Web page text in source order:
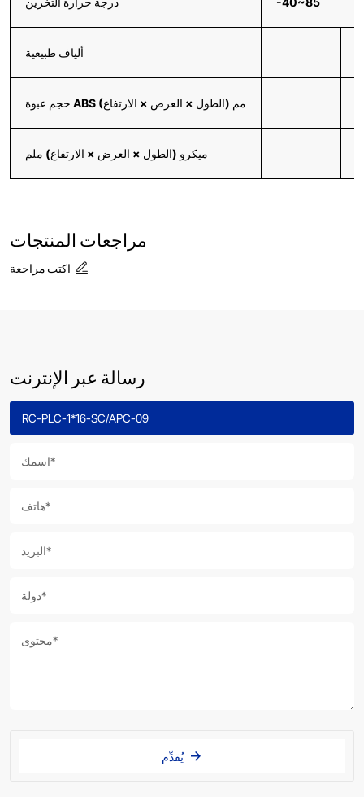
ألياف طبيعية
حجم عبوة ABS (الطول × العرض × الارتفاع) مم
ميكرو (الطول × العرض × الارتفاع) ملم
مراجعات المنتجات
اكتب مراجعة
رسالة عبر الإنترنت
يُقدِّم